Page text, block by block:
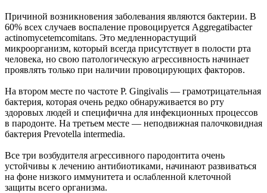
Причиной возникновения заболевания являются бактерии. В
60% всех случаев воспаление провоцируется Aggregatibacter
actinomycetemcomitans. Это медленнорастущий
микроорганизм, который всегда присутствует в полости рта
человека, но свою патологическую агрессивность начинает
проявлять только при наличии провоцирующих факторов.
На втором месте по частоте P. Gingivalis ― грамотрицательная
бактерия, которая очень редко обнаруживается во рту
здоровых людей и специфична для инфекционных процессов
в пародонте. На третьем месте ― неподвижная палочковидная
бактерия Prevotella intermedia.
Все три возбудителя агрессивного пародонтита очень
устойчивы к лечению антибиотиками, начинают развиваться
на фоне низкого иммунитета и ослабленной клеточной
защиты всего организма.